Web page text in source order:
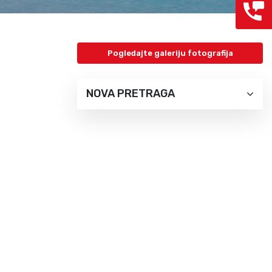
Grcka hoteli – preporuka
Evia
Jonska obala
Kefalonija
Skijatos
Pogledajte galeriju fotografija
NOVA PRETRAGA